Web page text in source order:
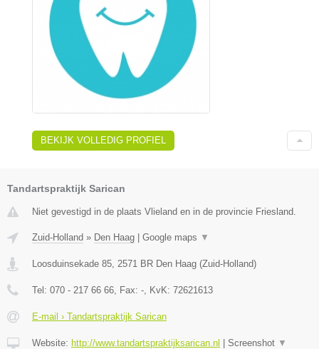
BEKIJK VOLLEDIG PROFIEL
Tandartspraktijk Sarican
Niet gevestigd in de plaats Vlieland en in de provincie Friesland.
Zuid-Holland » Den Haag Google maps ▼
Loosduinsekade 85, 2571 BR Den Haag (Zuid-Holland)
Tel: 070 - 217 66 66, Fax: -, KvK: 72621613
E-mail › Tandartspraktijk Sarican
Website: http://www.tandartspraktijksarican.nl Screenshot ▼